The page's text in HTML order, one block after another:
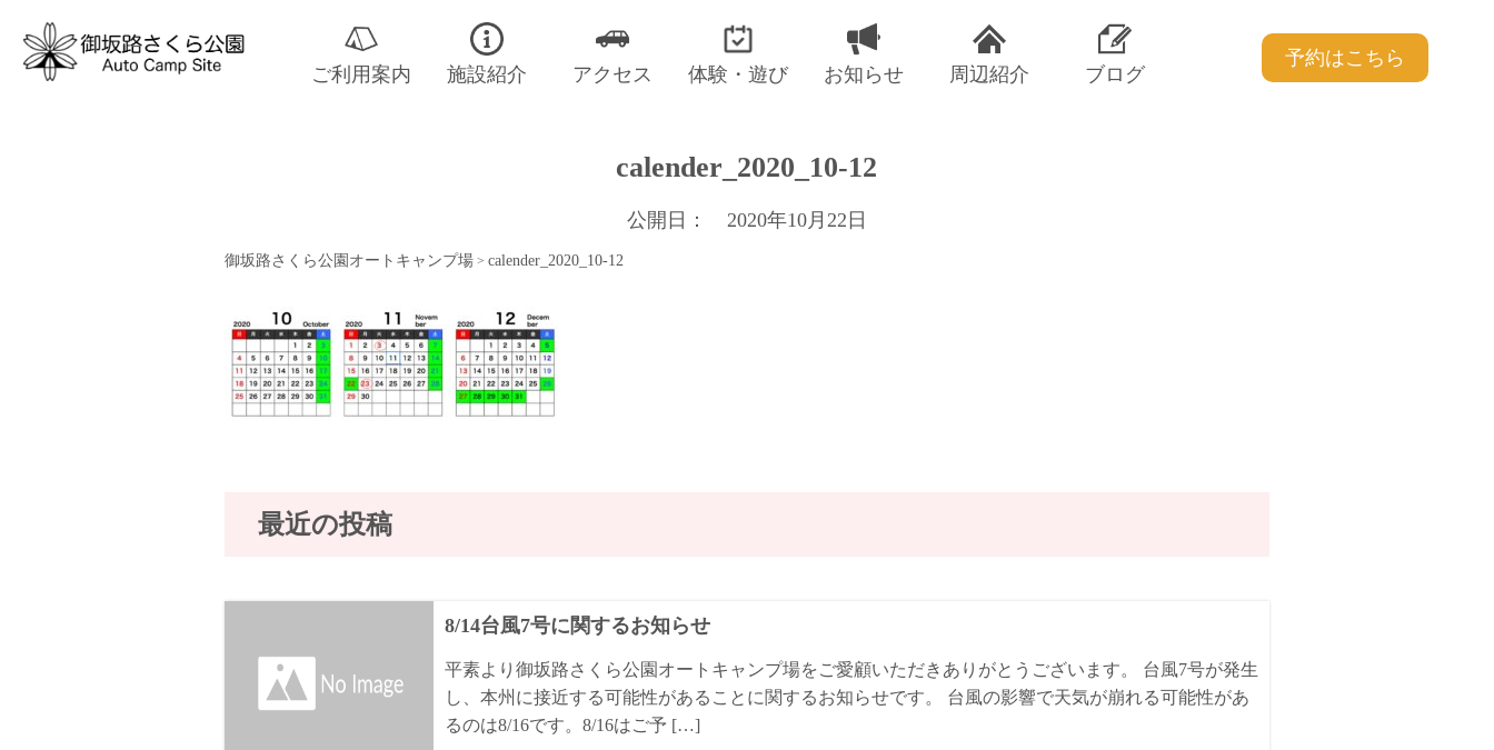
ご利用案内 施設紹介 アクセス 体験・遊び お知らせ 周辺紹介 ブログ
予約はこちら
calender_2020_10-12
公開日： 2020年10月22日
御坂路さくら公園オートキャンプ場> calender_2020_10-12
最近の投稿
8/14台風7号に関するお知らせ
平素より御坂路さくら公園オートキャンプ場をご愛顧いただきありがとうございます。 台風7号が発生
し、本州に接近する可能性があることに関するお知らせです。 台風の影響で天気が崩れる可能性があ
るのは8/16です。8/16はご予 […]